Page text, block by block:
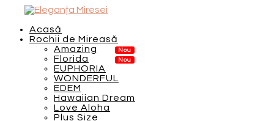
Acasă
Rochii de Mireasă
Amazing
Florida
EUPHORIA
WONDERFUL
EDEM
Hawaiian Dream
Love Aloha
Plus Size